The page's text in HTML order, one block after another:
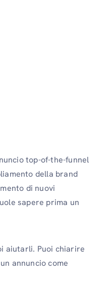
top-of-the-funnel
della brand
di nuovi
sapere prima un
aiutarli. Puoi chiarire
annuncio come